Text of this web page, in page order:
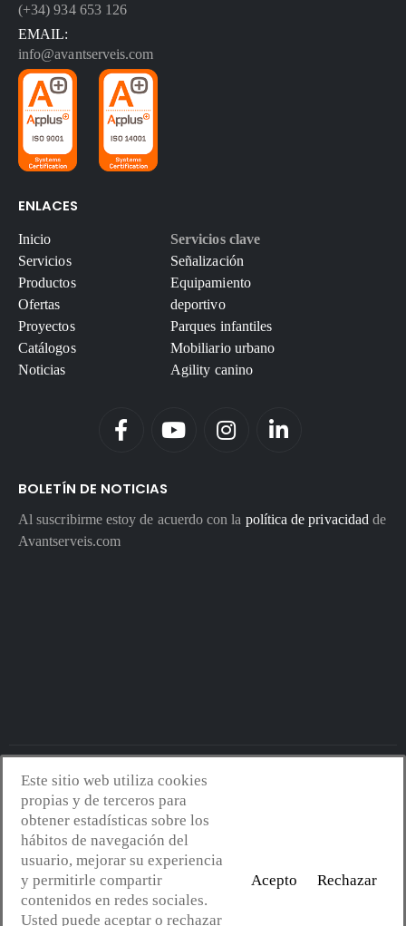
(+34) 934 653 126
EMAIL:
info@avantserveis.com
ENLACES
Inicio
Servicios
Productos
Ofertas
Proyectos
Catálogos
Noticias
Servicios clave
Señalización
Equipamiento
deportivo
Parques infantiles
Mobiliario urbano
Agility canino
BOLETÍN DE NOTICIAS
Al suscribirme estoy de acuerdo con la política de privacidad de
Avantserveis.com
Avantserveis.com -Aviso legal - GDPR
Política de cookies-Política de calidad y medio ambiente
web:Mejorconweb
Este sitio web utiliza cookies
propias y de terceros para
obtener estadísticas sobre los
hábitos de navegación del
usuario, mejorar su experiencia
y permitirle compartir
contenidos en redes sociales.
Usted puede aceptar o rechazar
Acepto Rechazar